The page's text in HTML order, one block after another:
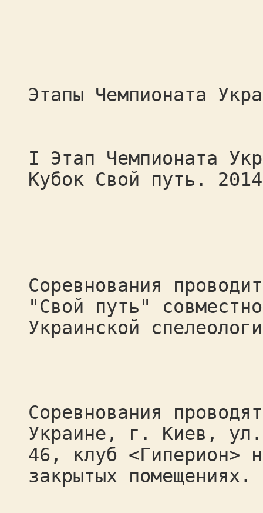
Этапы Чемпионата
I Этап Чемпионата
Кубок Свой путь.
Соревнования
"Свой путь"
Украинской
Соревнования
Украине, г. Киев,
46, клуб <Гиперион>
закрытых помещениях.